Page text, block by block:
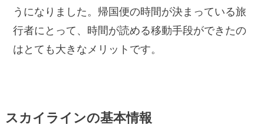
うになりました。帰国便の時間が決まっている旅
行者にとって、時間が読める移動手段ができたの
はとても大きなメリットです。
スカイラインの基本情報